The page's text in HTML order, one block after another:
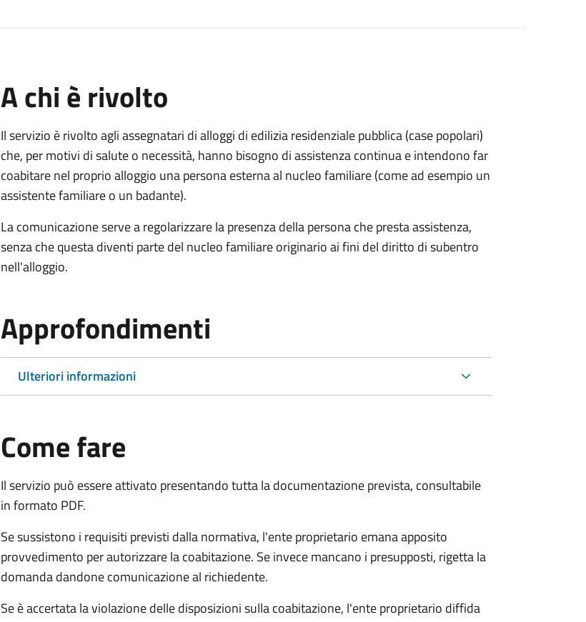
A chi è rivolto
Il servizio è rivolto agli assegnatari di alloggi di edilizia residenziale pubblica (case popolari)
che, per motivi di salute o necessità, hanno bisogno di assistenza continua e intendono far
coabitare nel proprio alloggio una persona esterna al nucleo familiare (come ad esempio un
assistente familiare o un badante).
La comunicazione serve a regolarizzare la presenza della persona che presta assistenza,
senza che questa diventi parte del nucleo familiare originario ai fini del diritto di subentro
nell'alloggio.
Approfondimenti
Ulteriori informazioni
Come fare
Il servizio può essere attivato presentando tutta la documentazione prevista, consultabile
in formato PDF.
Se sussistono i requisiti previsti dalla normativa, l'ente proprietario emana apposito
provvedimento per autorizzare la coabitazione. Se invece mancano i presupposti, rigetta la
domanda dandone comunicazione al richiedente.
Se è accertata la violazione delle disposizioni sulla coabitazione, l'ente proprietario diffida